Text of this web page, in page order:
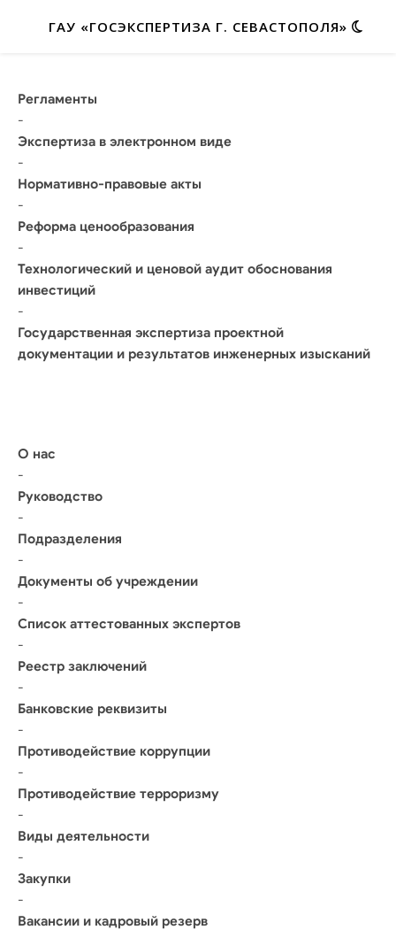
ГАУ «ГОСЭКСПЕРТИЗА Г. СЕВАСТОПОЛЯ»
Регламенты
-
Экспертиза в электронном виде
-
Нормативно-правовые акты
-
Реформа ценообразования
-
Технологический и ценовой аудит обоснования
инвестиций
-
Государственная экспертиза проектной
документации и результатов инженерных изысканий
О нас
-
Руководство
-
Подразделения
-
Документы об учреждении
-
Список аттестованных экспертов
-
Реестр заключений
-
Банковские реквизиты
-
Противодействие коррупции
-
Противодействие терроризму
-
Виды деятельности
-
Закупки
-
Вакансии и кадровый резерв